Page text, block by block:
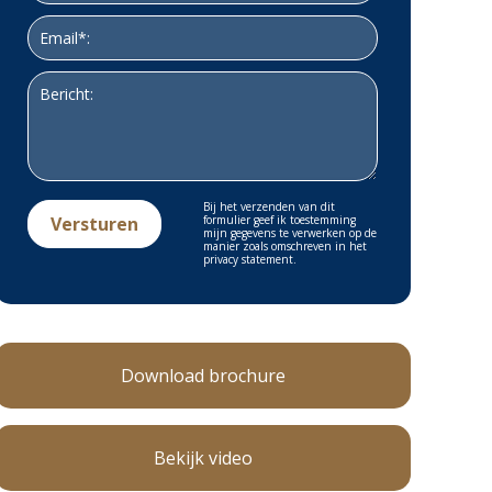
Bij het verzenden van dit
formulier geef ik toestemming
mijn gegevens te verwerken op de
manier zoals omschreven in het
privacy statement.
Download brochure
Bekijk video